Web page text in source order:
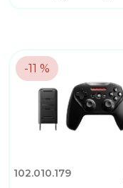
-11 %
102.010.179